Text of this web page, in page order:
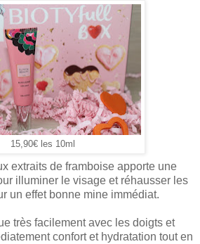
15,90€ les 10ml
extraits de framboise apporte une
illuminer le visage et réhausser les
un effet bonne mine immédiat.
très facilement avec les doigts et
confort et hydratation tout en